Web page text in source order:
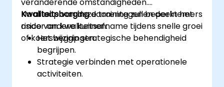
Kwaliteitsborgingdaarentegen beperkt het
risico van kwaliteitsafname tijdens snelle groei
of koerswijzigingen.
Na afloop van deze training zullen deelnemers
onder andere kunnen:
Het begrip strategische behendigheid
begrijpen.
Strategie verbinden met operationele
activiteiten.